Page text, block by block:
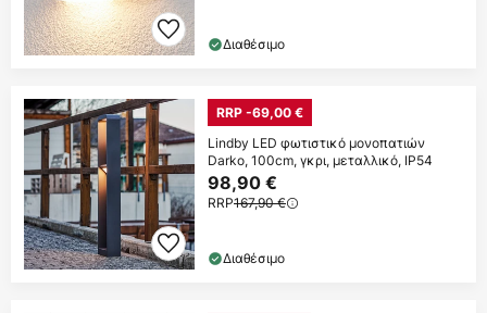
Διαθέσιμο
RRP -69,00 €
Lindby LED φωτιστικό μονοπατιών
Darko, 100cm, γκρι, μεταλλικό, IP54
98,90 €
RRP167,90 €
Διαθέσιμο